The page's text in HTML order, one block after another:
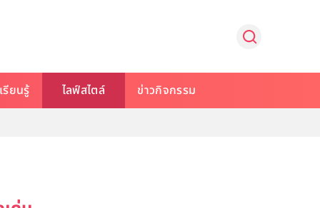
รียนรู้ ไลฟ์สไตล์ ข่าวกิจกรรม